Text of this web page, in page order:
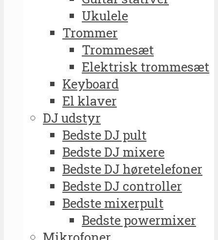
Ukulele
Trommer
Trommesæt
Elektrisk trommesæt
Keyboard
El klaver
DJ udstyr
Bedste DJ pult
Bedste DJ mixere
Bedste DJ høretelefoner
Bedste DJ controller
Bedste mixerpult
Bedste powermixer